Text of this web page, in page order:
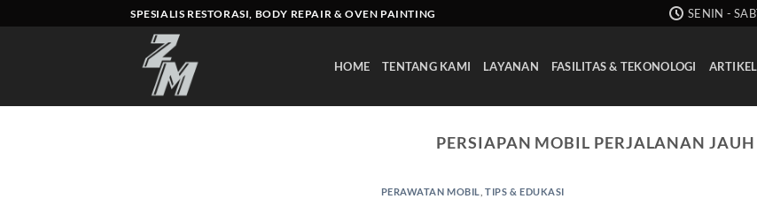
to
SPESIALIS RESTORASI, BODY REPAIR & OVEN PAINTING SENIN -
HOME TENTANG KAMI LAYANAN FASILITAS & TEKONOLOGI ARTIKEL
PERSIAPAN MOBIL PERJALANAN JAUH
PERAWATAN MOBIL ,TIPS & EDUKASI